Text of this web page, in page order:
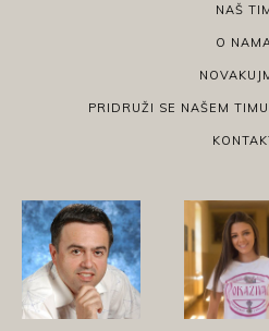
NAŠ
O
PRIDRUŽI SE NAŠEM